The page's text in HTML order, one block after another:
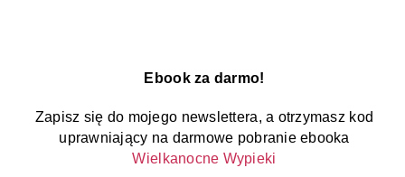
Ebook za darmo!
Zapisz się do mojego newslettera, a otrzymasz kod
uprawniający na darmowe pobranie ebooka
Wielkanocne Wypieki